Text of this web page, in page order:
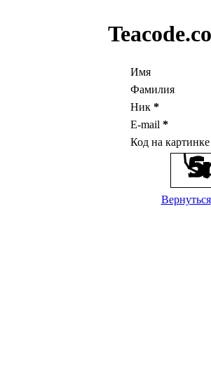
Имя
Фамилия
Ник *
E-mail *
Код на
Вернуться